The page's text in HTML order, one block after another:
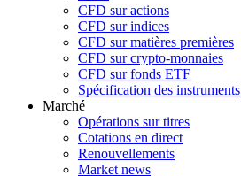
CFD sur actions
CFD sur indices
CFD sur matières premières
CFD sur crypto-monnaies
CFD sur fonds ETF
Spécification des instruments
Marché
Opérations sur titres
Cotations en direct
Renouvellements
Market news